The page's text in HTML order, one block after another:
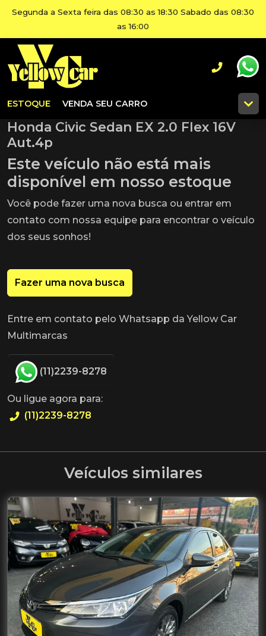
Segunda a Sexta feira das 08:30 as 18:30 Sabado das 08:30
as 16:00
ESTOQUE VENDA SEU CARRO
Honda Civic Sedan EX 2.0 Flex 16V
Aut.4p
Este veículo não está mais
disponível em nosso estoque
Você pode fazer uma nova busca ou entrar em
contato com nossa equipe para encontrar o veículo
dos seus sonhos!
Fazer uma nova busca
Entre em contato pelo Whatsapp da Yellow Car
Multimarcas
(11)2239-8278
Ou ligue agora para:
(11)2239-8278
Veículos similares